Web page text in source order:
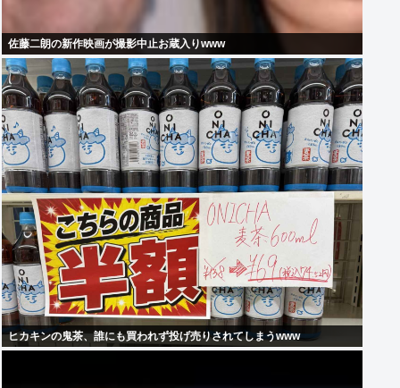
佐藤二朗の新作映画が撮影中止お蔵入りwww
ヒカキンの鬼茶、誰にも買われず投げ売りされてしまうwww